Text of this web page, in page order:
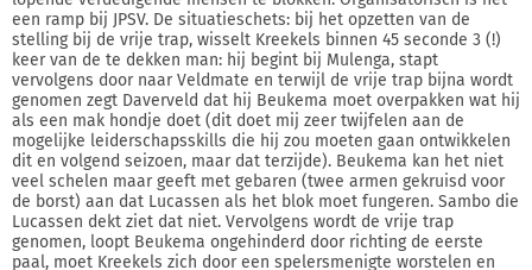
een ramp bij JPSV. De situatieschets: bij het opzetten van de
stelling bij de vrije trap, wisselt Kreekels binnen 45 seconde 3 (!)
keer van de te dekken man: hij begint bij Mulenga, stapt
vervolgens door naar Veldmate en terwijl de vrije trap bijna wordt
genomen zegt Daverveld dat hij Beukema moet overpakken wat hij
als een mak hondje doet (dit doet mij zeer twijfelen aan de
mogelijke leiderschapsskills die hij zou moeten gaan ontwikkelen
dit en volgend seizoen, maar dat terzijde). Beukema kan het niet
veel schelen maar geeft met gebaren (twee armen gekruisd voor
de borst) aan dat Lucassen als het blok moet fungeren. Sambo die
Lucassen dekt ziet dat niet. Vervolgens wordt de vrije trap
genomen, loopt Beukema ongehinderd door richting de eerste
paal, moet Kreekels zich door een spelersmenigte worstelen en